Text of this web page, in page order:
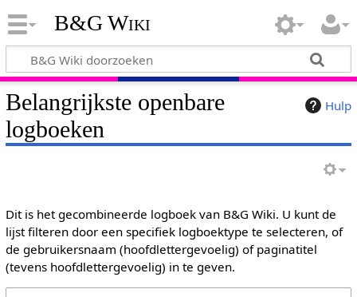
B&G Wiki
Hulp
Belangrijkste openbare
logboeken
Dit is het gecombineerde logboek van B&G Wiki. U kunt de
lijst filteren door een specifiek logboektype te selecteren, of
de gebruikersnaam (hoofdlettergevoelig) of paginatitel
(tevens hoofdlettergevoelig) in te geven.